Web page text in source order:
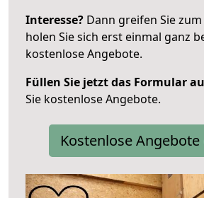
Interesse? Dann greifen Sie
holen Sie sich erst einmal ganz
kostenlose Angebote.
Füllen Sie jetzt das Formular
Sie kostenlose Angebote.
Kostenlose